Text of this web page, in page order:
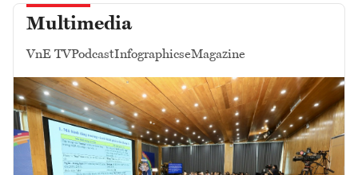
Multimedia
VnE TVPodcastInfographicseMagazine